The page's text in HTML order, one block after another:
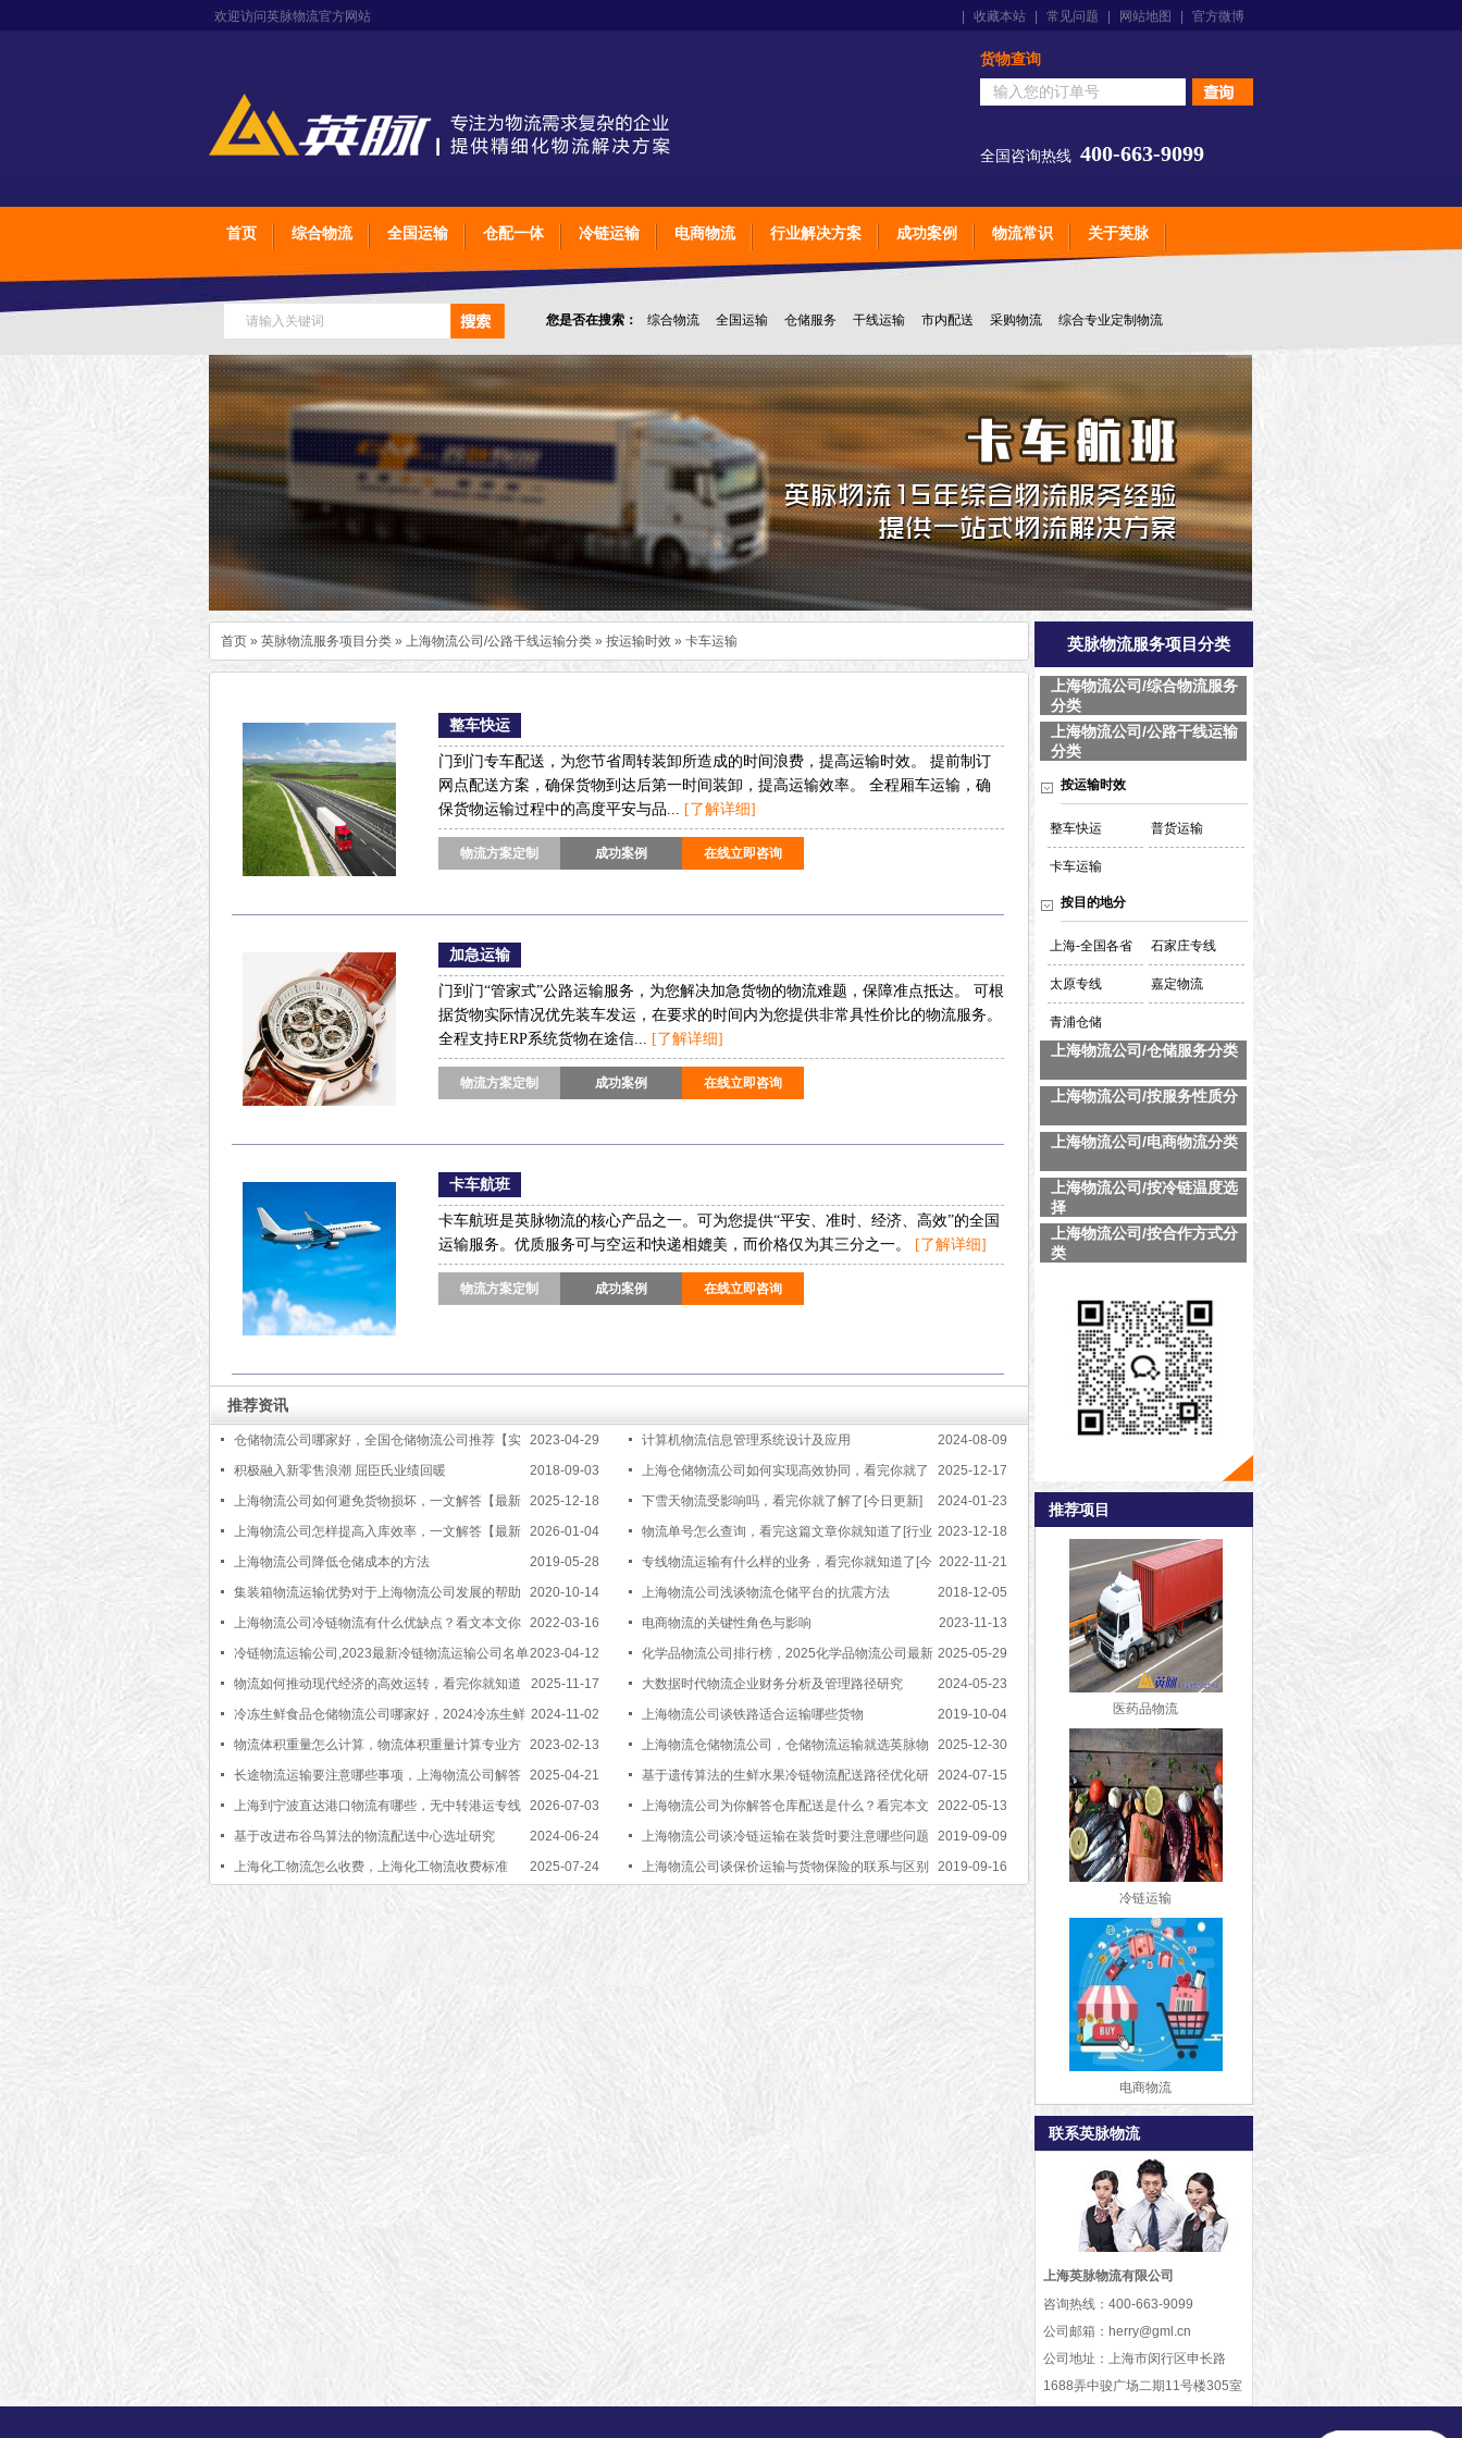
欢迎访问英脉物流官方网站 收藏本站 常见问题 网站地图 官方微博
货物查询
全国咨询热线 400-663-9099
首页 综合物流 全国运输 仓配一体 冷链运输 电商物流 行业解决方案 成功案例 物流常识 关于英脉
您是否在搜索： 综合物流 全国运输 仓储服务 干线运输 市内配送 采购物流 综合专业定制物流
上海石家庄太原物流 英脉物流 物流公司
首页 » 英脉物流服务项目分类 » 上海物流公司/公路干线运输分类 » 按运输时效 » 卡车运输
整车快运
门到门专车配送，为您节省周转装卸所造成的时间浪费，提高运输时效。 提前制订
网点配送方案，确保货物到达后第一时间装卸，提高运输效率。 全程厢车运输，确
保货物运输过程中的高度平安与品... [了解详细]
物流方案定制 成功案例 在线立即咨询
加急运输
门到门“管家式”公路运输服务，为您解决加急货物的物流难题，保障准点抵达。 可根
据货物实际情况优先装车发运，在要求的时间内为您提供非常具性价比的物流服务。
全程支持ERP系统货物在途信... [了解详细]
物流方案定制 成功案例 在线立即咨询
卡车航班
卡车航班是英脉物流的核心产品之一。可为您提供“平安、准时、经济、高效”的全国
运输服务。优质服务可与空运和快递相媲美，而价格仅为其三分之一。
[了解详细]
物流方案定制 成功案例 在线立即咨询
推荐资讯
2023-04-29
仓储物流公司哪家好，全国仓储物流公司推荐【实
时更新】
2024-08-09
计算机物流信息管理系统设计及应用
2018-09-03
积极融入新零售浪潮 屈臣氏业绩回暖 2025-12-17
上海仓储物流公司如何实现高效协同，看完你就了
解了[物流资讯]
2025-12-18
上海物流公司如何避免货物损坏，一文解答【最新
更新】
2024-01-23
下雪天物流受影响吗，看完你就了解了[今日更新]
2026-01-04
上海物流公司怎样提高入库效率，一文解答【最新
更新】
2023-12-18
物流单号怎么查询，看完这篇文章你就知道了[行业
百科]
2019-05-28
上海物流公司降低仓储成本的方法 2022-11-21
专线物流运输有什么样的业务，看完你就知道了[今
日资讯]
2020-10-14
集装箱物流运输优势对于上海物流公司发展的帮助 2018-12-05
上海物流公司浅谈物流仓储平台的抗震方法
2022-03-16
上海物流公司冷链物流有什么优缺点？看文本文你
就知道了
2023-11-13
电商物流的关键性角色与影响
2023-04-12
冷链物流运输公司,2023最新冷链物流运输公司名单
[全网推荐]
2025-05-29
化学品物流公司排行榜，2025化学品物流公司最新
排名[最新更新]
2025-11-17
物流如何推动现代经济的高效运转，看完你就知道
了[最新更新]
2024-05-23
大数据时代物流企业财务分析及管理路径研究
2024-11-02
冷冻生鲜食品仓储物流公司哪家好，2024冷冻生鲜
食品仓储物流公司推荐【全网聚焦】
2019-10-04
上海物流公司谈铁路适合运输哪些货物
2023-02-13
物流体积重量怎么计算，物流体积重量计算专业方
法[物流知识]
2025-12-30
上海物流仓储物流公司，仓储物流运输就选英脉物
流【最新推荐】
2025-04-21
长途物流运输要注意哪些事项，上海物流公司解答
【最新更新】
2024-07-15
基于遗传算法的生鲜水果冷链物流配送路径优化研
究
2026-07-03
上海到宁波直达港口物流有哪些，无中转港运专线
完整名单【行业百科】
2022-05-13
上海物流公司为你解答仓库配送是什么？看完本文
你就知道了【知识普及】
2024-06-24
基于改进布谷鸟算法的物流配送中心选址研究 2019-09-09
上海物流公司谈冷链运输在装货时要注意哪些问题
2025-07-24
上海化工物流怎么收费，上海化工物流收费标准
【最新更新】
2019-09-16
上海物流公司谈保价运输与货物保险的联系与区别
英脉物流服务项目分类
上海物流公司/综合物流服务
分类
上海物流公司/公路干线运输
分类
按运输时效
整车快运 普货运输
卡车运输
按目的地分
上海-全国各省
会
石家庄专线
太原专线 嘉定物流
青浦仓储
上海物流公司/仓储服务分类
上海物流公司/按服务性质分
上海物流公司/电商物流分类
上海物流公司/按冷链温度选
择
上海物流公司/按合作方式分
类
推荐项目
医药品物流
冷链运输
电商物流
联系英脉物流
上海英脉物流有限公司
咨询热线： 400-663-9099
公司邮箱： herry@gml.cn
公司地址： 上海市闵行区申长路
1688弄中骏广场二期11号楼305室